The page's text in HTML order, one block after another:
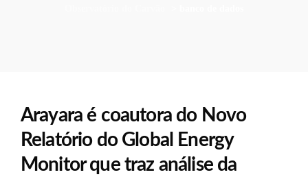
Arayara é coautora do Novo
Relatório do Global Energy
Monitor que traz análise da